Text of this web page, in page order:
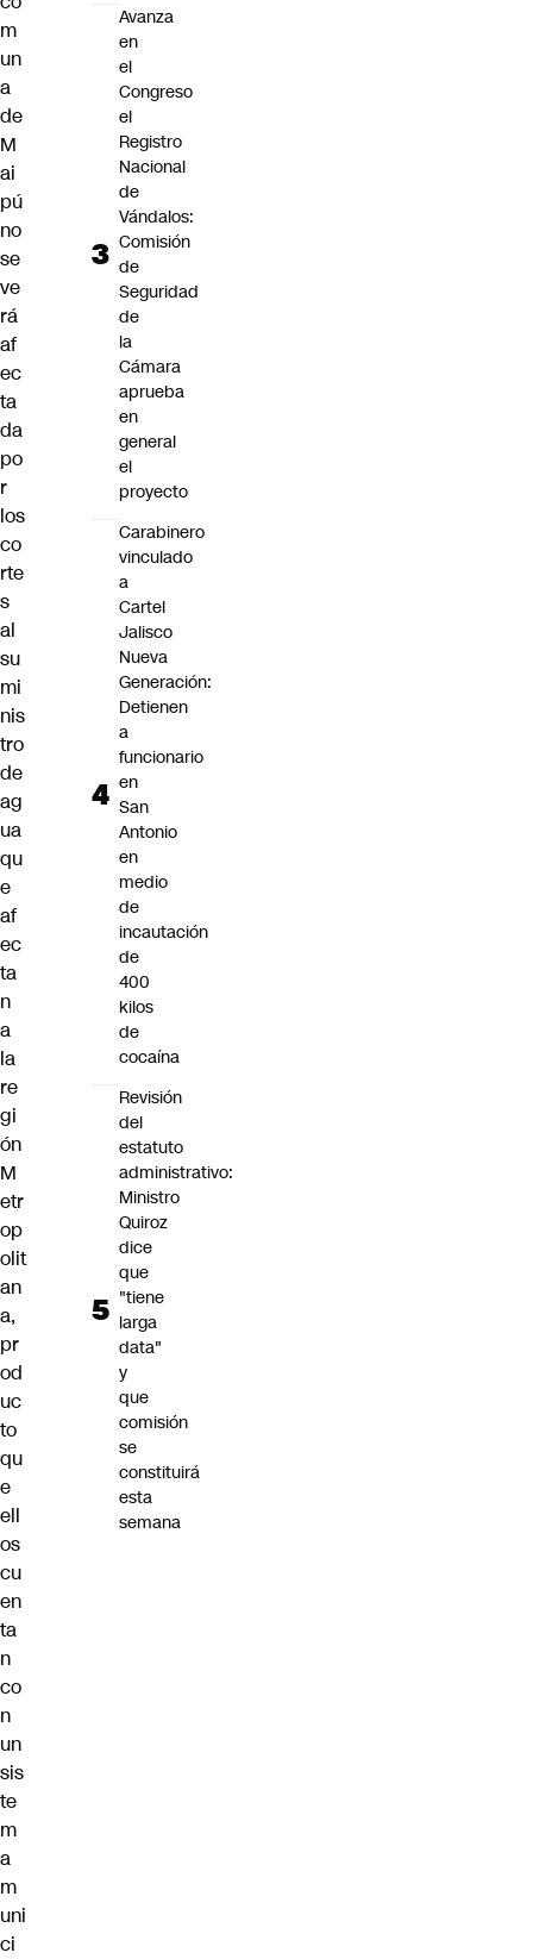
m
un
a
de
M
ai
pú
no
se
ve
rá
af
ec
ta
da
po
r
los
co
rte
s
al
su
mi
nis
tro
de
ag
ua
qu
e
af
ec
ta
n
a
la
re
gi
ón
M
etr
op
olit
an
a,
pr
od
uc
to
qu
e
ell
os
cu
en
ta
n
co
n
un
sis
te
m
a
m
uni
ci
Avanza
en
el
Congreso
el
Registro
Nacional
de
Vándalos:
Comisión
de
Seguridad
de
la
Cámara
aprueba
en
general
el
proyecto
Carabinero
vinculado
a
Cartel
Jalisco
Nueva
Generación:
Detienen
a
funcionario
en
San
Antonio
en
medio
de
incautación
de
400
kilos
de
cocaína
Revisión
del
estatuto
administrativo:
Ministro
Quiroz
dice
que
"tiene
larga
data"
y
que
comisión
se
constituirá
esta
semana